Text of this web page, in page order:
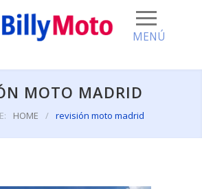
MOTO MADRID
HOME / revisión moto madrid